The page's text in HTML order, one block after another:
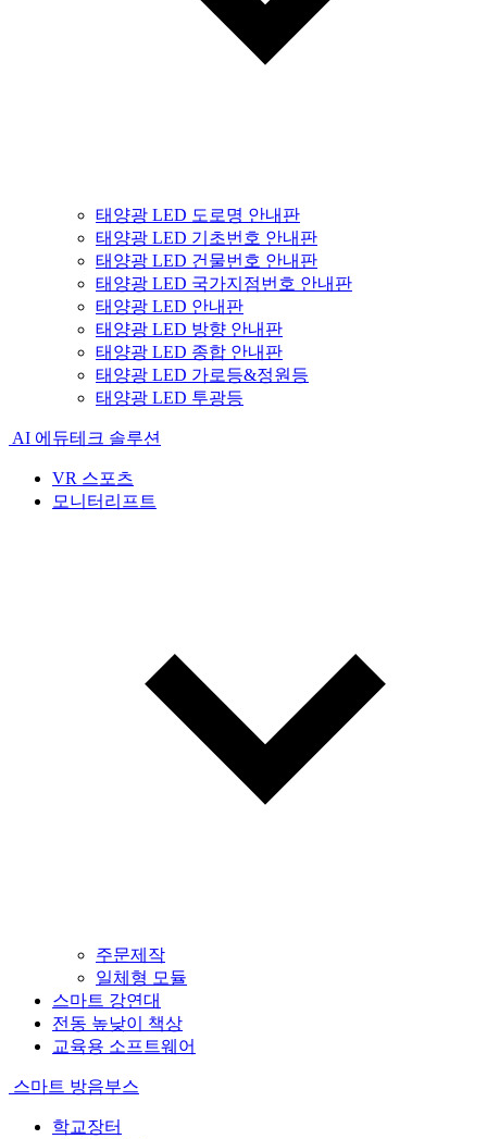
태양광 LED 도로명 안내판
태양광 LED 기초번호 안내판
태양광 LED 건물번호 안내판
태양광 LED 국가지점번호 안내판
태양광 LED 안내판
태양광 LED 방향 안내판
태양광 LED 종합 안내판
태양광 LED 가로등&정원등
태양광 LED 투광등
AI 에듀테크 솔루션
VR 스포츠
모니터리프트
주문제작
일체형 모듈
스마트 강연대
전동 높낮이 책상
교육용 소프트웨어
스마트 방음부스
학교장터